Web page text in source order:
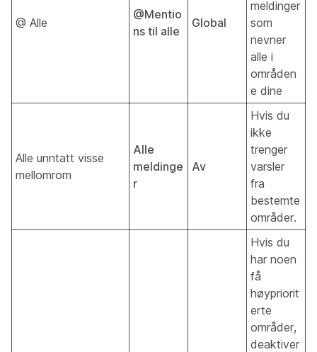
@ Alle
@Mentio
ns til alle
Global
meldinger
som
nevner
alle i
områden
e dine
Alle unntatt visse
mellomrom
Alle
meldinge
r
Av
Hvis du
ikke
trenger
varsler
fra
bestemte
områder.
Hvis du
har noen
få
høypriorit
erte
områder,
deaktiver